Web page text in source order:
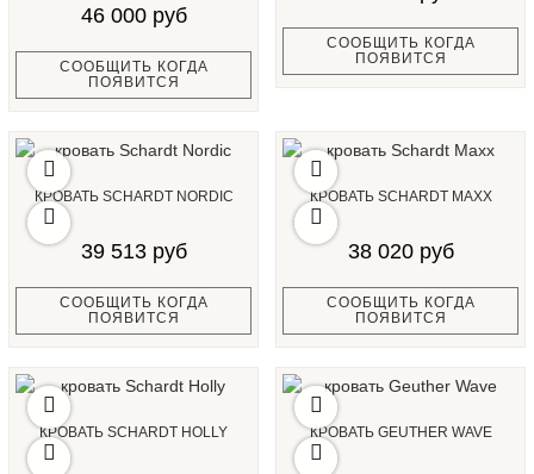
46 000 руб
СООБЩИТЬ КОГДА
ПОЯВИТСЯ
СООБЩИТЬ КОГДА
ПОЯВИТСЯ
КРОВАТЬ SCHARDT NORDIC
39 513 руб
СООБЩИТЬ КОГДА
ПОЯВИТСЯ
КРОВАТЬ SCHARDT MAXX
38 020 руб
СООБЩИТЬ КОГДА
ПОЯВИТСЯ
КРОВАТЬ SCHARDT HOLLY КРОВАТЬ GEUTHER WAVE